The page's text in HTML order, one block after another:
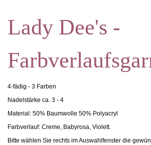
Lady Dee's -
4-fädig - 3 Farben
Nadelstärke ca. 3 - 4
Material: 50% Baumwolle 50% Polyacryl
Farbverlauf: Creme, Babyrosa, Violett.
Bitte wählen Sie rechts im Auswahlfenster die